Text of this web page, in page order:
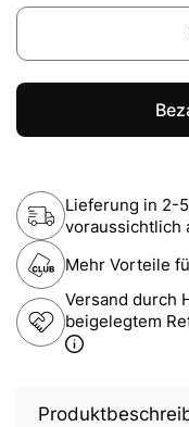
Lieferung in 2-
voraussichtlich
Mehr Vorteile
Versand durch
beigelegtem